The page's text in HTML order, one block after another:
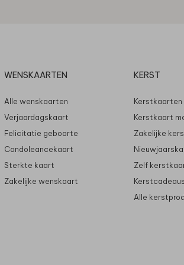
WENSKAARTEN
Alle wenskaarten
Verjaardagskaart
Felicitatie geboorte
Condoleancekaart
Sterkte kaart
Zakelijke wenskaart
KERST
Kerstkaarten
Kerstkaart
Zakelijke
Zelf
Kerstcadeaus
Alle